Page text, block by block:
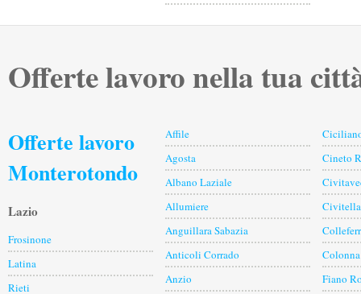
Offerte lavoro nella tua
Offerte lavoro
Monterotondo
Lazio
Frosinone
Latina
Rieti
Affile
Agosta
Albano Laziale
Allumiere
Anguillara Sabazia
Anticoli Corrado
Anzio
Cineto
Civitella
Colonna
Fiano